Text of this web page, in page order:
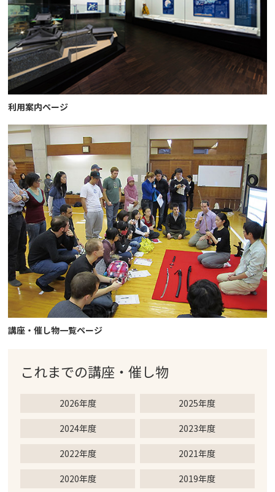
利用案内ページ
講座・催し物一覧ページ
これまでの講座・催し物
2026年度 2025年度
2024年度 2023年度
2022年度 2021年度
2020年度 2019年度